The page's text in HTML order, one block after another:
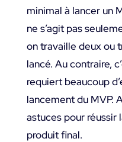
minimal à lancer un
ne s’agit pas
on travaille deux ou
lancé. Au contraire,
requiert beaucoup
lancement du MVP.
astuces pour réussir
produit final.